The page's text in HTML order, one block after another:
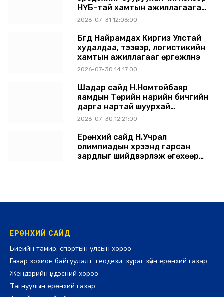
НҮБ-тай хамтын ажиллагаагаа
өргөжүүлэхээр санал солилцлоо
2026-07-31 12:06:00
Бүгд Найрамдах Киргиз Улстай
худалдаа, тээвэр, логистикийн
хамтын ажиллагааг өргөжүүлнэ
2026-07-30 14:17:00
Шадар сайд Н.Номтойбаяр
яамдын Төрийн нарийн бичгийн
дарга нартай шуурхай
хуралдлаа
2026-07-30 12:21:00
Ерөнхий сайд Н.Учрал
олимпиадын хүрээнд гарсан
зардлыг шийдвэрлэж өгөхөөр
ЕРӨНХИЙ САЙД
Биеийн тамир, спортын улсын хороо
Газар зохион байгуулалт, геодези, зураг зүйн ерөнхий газар
Жендэрийн үндэсний хороо
Тагнуулын ерөнхий газар